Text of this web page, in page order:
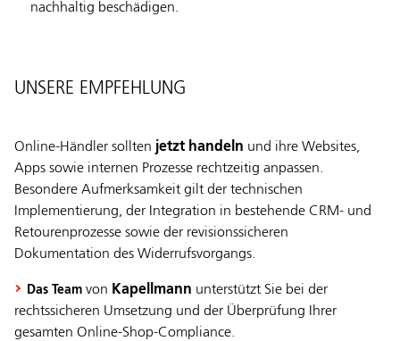
nachhaltig beschädigen.
UNSERE EMPFEHLUNG
Online-Händler sollten jetzt handeln und ihre Websites,
Apps sowie internen Prozesse rechtzeitig anpassen.
Besondere Aufmerksamkeit gilt der technischen
Implementierung, der Integration in bestehende CRM- und
Retourenprozesse sowie der revisionssicheren
Dokumentation des Widerrufsvorgangs.
Das Team von Kapellmann unterstützt Sie bei der
rechtssicheren Umsetzung und der Überprüfung Ihrer
gesamten Online-Shop-Compliance.